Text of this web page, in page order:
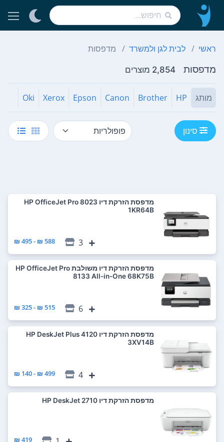
ראשי לבית לגן ולמשרד מדפסות
מדפסות 2,854 מוצרים
מותג HP
Brother
Canon
Epson
Xerox
Oki
סינון
מדפסת ‏הזרקת דיו HP OfficeJet Pro 8023
1KR64B
3
588 ₪ - 495 ₪
מדפסת ‏הזרקת דיו ‏משולבת HP OfficeJet Pro
8133 All-in-One 68K75B
6
515 ₪ - 325 ₪
מדפסת ‏הזרקת דיו HP DeskJet Plus 4120
3XV14B
4
499 ₪ - 140 ₪
מדפסת ‏הזרקת דיו HP DeskJet 2710
419 ₪